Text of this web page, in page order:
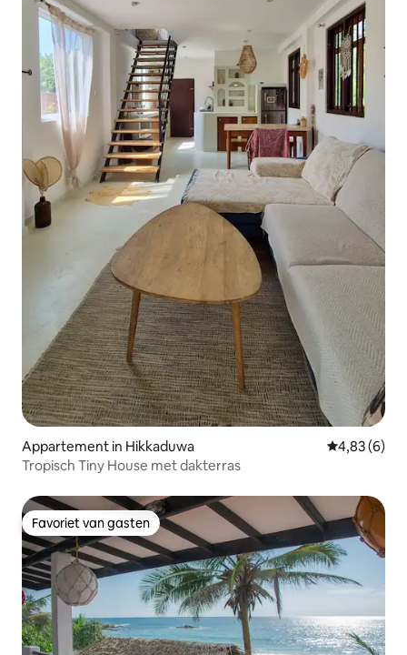
Appartement in Hikkaduwa Gemiddelde
4,83 (6)
Tropisch Tiny House met dakterras
Favoriet van gasten
Favoriet van gasten